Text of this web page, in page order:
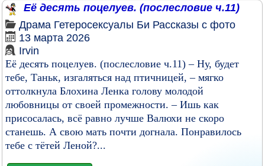
Её десять поцелуев. (послесловие ч.11)
Драма Гетеросексуалы Би Рассказы с фото
13 марта 2026
Irvin
Её десять поцелуев. (послесловие ч.11) – Ну, будет
тебе, Таньк, изгаляться над птичницей, – мягко
оттолкнула Блохина Ленка голову молодой
любовницы от своей промежности. – Ишь как
присосалась, всё равно лучше Валюхи не скоро
станешь. А свою мать почти догнала. Понравилось
тебе с тётей Леной?...